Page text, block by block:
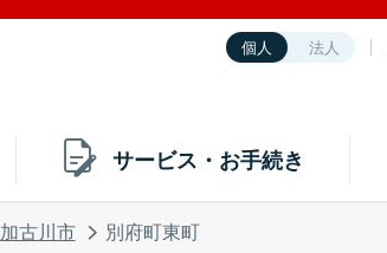
個人 法人
サービス・お手続き
加古川市 別府町東町